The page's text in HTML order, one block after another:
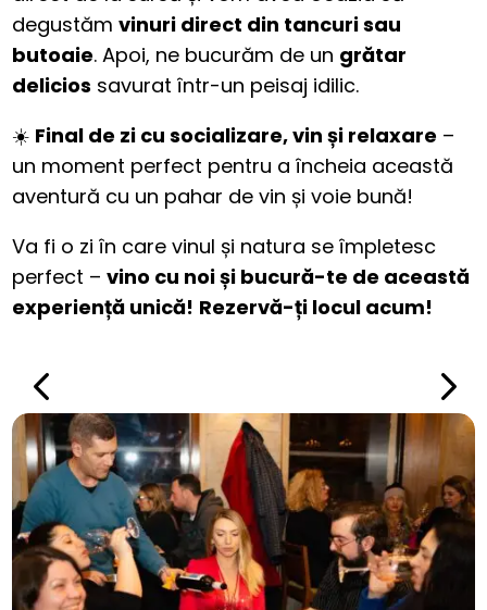
degustămvinuri direct din tancuri sau
butoaie. Apoi, ne bucurăm de un grătar
delicios savurat într-un peisaj idilic.
☀️ Final de zi cu socializare, vin și relaxare –
un moment perfect pentru a încheia această
aventură cu un pahar de vin și voie bună!
Va fi o zi în care vinul și natura se împletesc
perfect –vino cu noi și bucură-te de această
experiență unică! Rezervă-ți locul acum!